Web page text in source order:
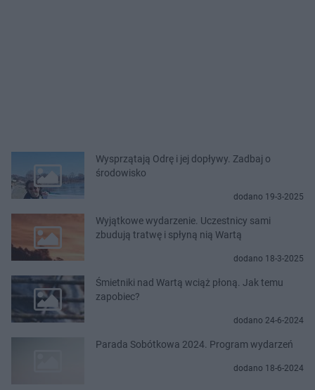
Wysprzątają Odrę i jej dopływy. Zadbaj o
środowisko
dodano 19-3-2025
Wyjątkowe wydarzenie. Uczestnicy sami
zbudują tratwę i spłyną nią Wartą
dodano 18-3-2025
Śmietniki nad Wartą wciąż płoną. Jak temu
zapobiec?
dodano 24-6-2024
Parada Sobótkowa 2024. Program wydarzeń
dodano 18-6-2024